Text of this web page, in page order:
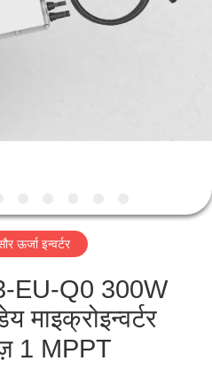
ऊर्जा इन्वर्टर
EU-Q0 300W
माइक्रोइन्वर्टर
1 MPPT